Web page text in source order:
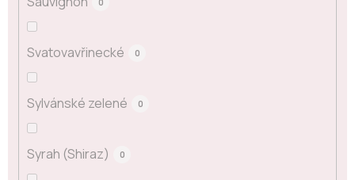
0
Svatovavřinecké 0
Sylvánské zelené 0
Syrah (Shiraz) 0